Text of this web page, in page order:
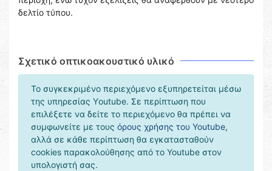
δελτίο τύπου.
Σχετικό οπτικοακουστικό υλικό
Το συγκεκριμένο περιεχόμενο εξυπηρετείται μέσω
της υπηρεσίας Υoutube. Σε περίπτωση που
επιλέξετε να δείτε το περιεχόμενο θα πρέπει να
συμφωνείτε με τους όρους χρήσης του Youtube,
αλλά σε κάθε περίπτωση θα εγκατασταθούν
cookies παρακολούθησης από το Youtube στον
υπολογιστή σας.